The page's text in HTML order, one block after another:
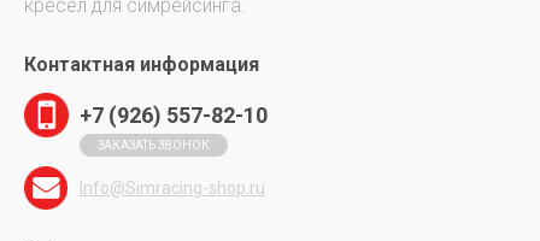
кресел для симрейсинга.
Контактная информация
+7 (926) 557-82-10
ЗАКАЗАТЬ ЗВОНОК
Info@Simracing-shop.ru